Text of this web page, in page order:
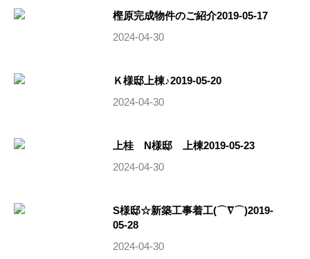
樫原完成物件のご紹介2019-05-17
2024-04-30
Ｋ様邸上棟♪2019-05-20
2024-04-30
上桂 N様邸 上棟2019-05-23
2024-04-30
S様邸☆新築工事着工(⌒∇⌒)2019-
05-28
2024-04-30